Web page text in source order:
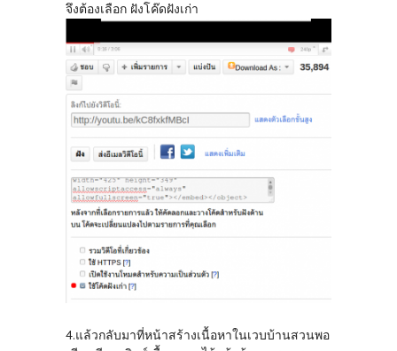
จึงต้องเลือก ฝังโค๊ดฝังเก่า
4.แล้วกลับมาที่หน้าสร้างเนื้อหาในเวบบ้านสวนพอ